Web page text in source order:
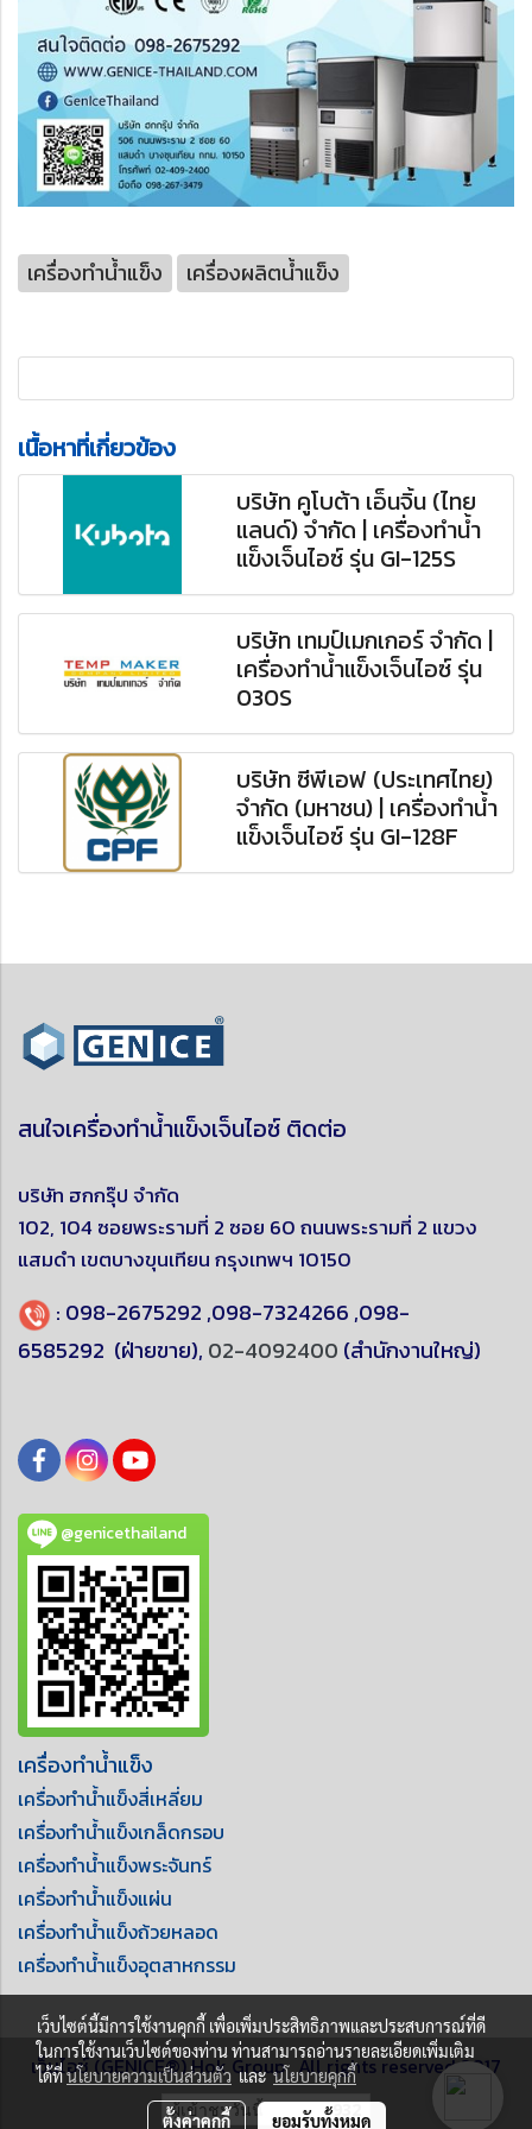
เครื่องทำน้ำแข็ง เครื่องผลิตน้ำแข็ง
เนื้อหาที่เกี่ยวข้อง
บริษัท คูโบต้า เอ็นจิ้น (ไทย
แลนด์) จำกัด | เครื่องทำน้ำ
แข็งเจ็นไอซ์ รุ่น GI-125S
บริษัท เทมป์เมกเกอร์ จำกัด |
เครื่องทำน้ำแข็งเจ็นไอซ์ รุ่น
030S
บริษัท ซีพีเอฟ (ประเทศไทย)
จำกัด (มหาชน) | เครื่องทำน้ำ
แข็งเจ็นไอซ์ รุ่น GI-128F
สนใจเครื่องทำน้ำแข็งเจ็นไอซ์ ติดต่อ
บริษัท ฮกกรุ๊ป จำกัด
102, 104 ซอยพระรามที่ 2 ซอย 60 ถนนพระรามที่ 2 แขวง
แสมดำ เขตบางขุนเทียนกรุงเทพฯ 10150
: 098-2675292 ,098-7324266 ,098-
6585292 (ฝ่ายขาย), 02-4092400 (สำนักงานใหญ่)
@genicethailand
เครื่องทำน้ำแข็ง
เครื่องทำน้ำแข็งสี่เหลี่ยม
เครื่องทำน้ำแข็งเกล็ดกรอบ
เครื่องทำน้ำแข็งพระจันทร์
เครื่องทำน้ำแข็งแผ่น
เครื่องทำน้ำแข็งถ้วยหลอด
เครื่องทำน้ำแข็งอุตสาหกรรม
เจ็นไอซ์ (GENICE®) Hok Group , All rights reserved 2017
ผู้เข้าชมวันนี้ 932
เว็บไซต์นี้มีการใช้งานคุกกี้ เพื่อเพิ่มประสิทธิภาพและประสบการณ์ที่ดี
ในการใช้งานเว็บไซต์ของท่าน ท่านสามารถอ่านรายละเอียดเพิ่มเติม
ได้ที่นโยบายความเป็นส่วนตัวและนโยบายคุกกี้
ตั้งค่าคุกกี้ ยอมรับทั้งหมด